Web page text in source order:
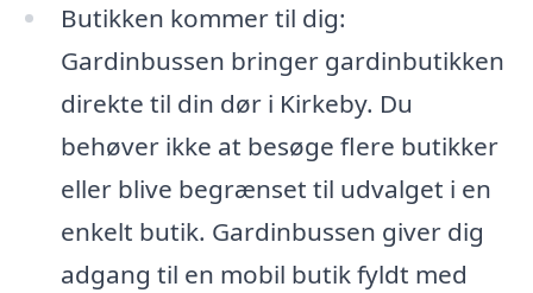
Butikken kommer til dig:
Gardinbussen bringer gardinbutikken
direkte til din dør i Kirkeby. Du
behøver ikke at besøge flere butikker
eller blive begrænset til udvalget i en
enkelt butik. Gardinbussen giver dig
adgang til en mobil butik fyldt med